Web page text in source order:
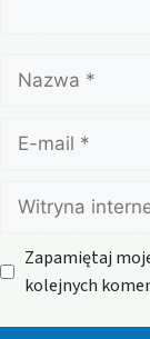
Nazwa
mail
Witryna
internetowa
Zapamiętaj
kolejnych